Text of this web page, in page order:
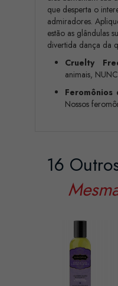
que desperta o
admiradores.
estão as glândulas
divertida dança da
Cruelty
animais,
Feromônios
Nossos
16